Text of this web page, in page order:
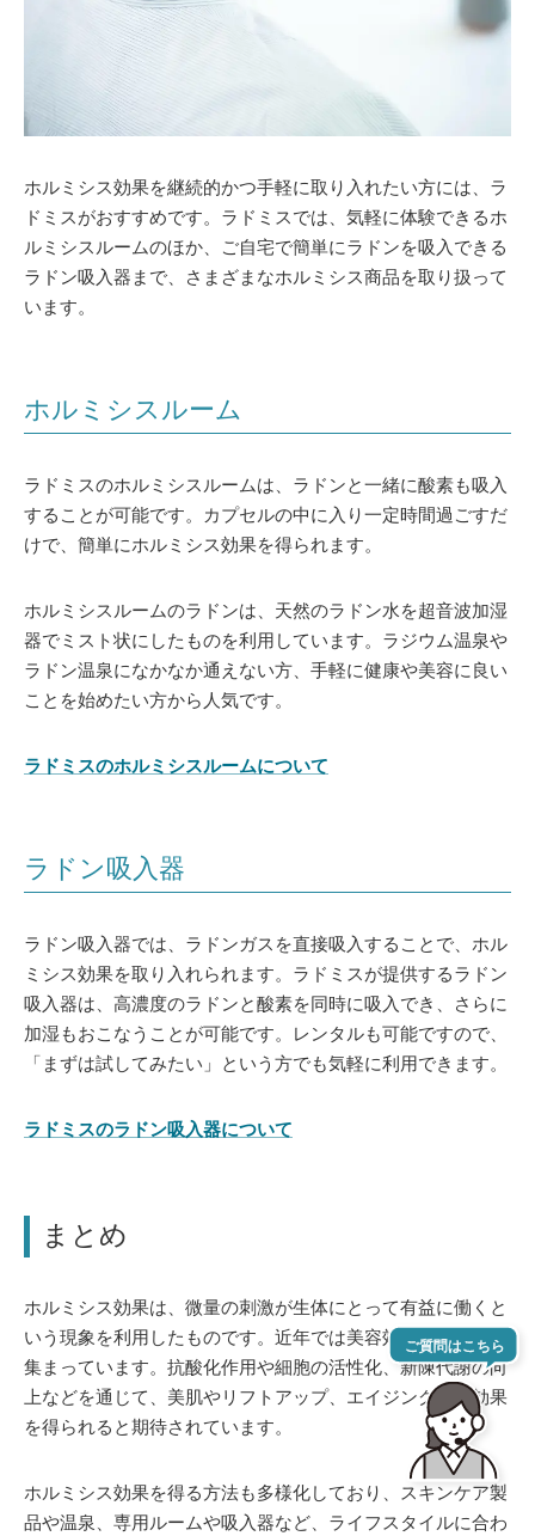
ホルミシス効果を継続的かつ手軽に取り入れたい方には、ラ
ドミスがおすすめです。ラドミスでは、気軽に体験できるホ
ルミシスルームのほか、ご自宅で簡単にラドンを吸入できる
ラドン吸入器まで、さまざまなホルミシス商品を取り扱って
います。
ホルミシスルーム
ラドミスのホルミシスルームは、ラドンと一緒に酸素も吸入
することが可能です。カプセルの中に入り一定時間過ごすだ
けで、簡単にホルミシス効果を得られます。
ホルミシスルームのラドンは、天然のラドン水を超音波加湿
器でミスト状にしたものを利用しています。ラジウム温泉や
ラドン温泉になかなか通えない方、手軽に健康や美容に良い
ことを始めたい方から人気です。
ラドミスのホルミシスルームについて
ラドン吸入器
ラドン吸入器では、ラドンガスを直接吸入することで、ホル
ミシス効果を取り入れられます。ラドミスが提供するラドン
吸入器は、高濃度のラドンと酸素を同時に吸入でき、さらに
加湿もおこなうことが可能です。レンタルも可能ですので、
「まずは試してみたい」という方でも気軽に利用できます。
ラドミスのラドン吸入器について
まとめ
ホルミシス効果は、微量の刺激が生体にとって有益に働くと
いう現象を利用したものです。近年では美容効果にも注目が
集まっています。抗酸化作用や細胞の活性化、新陳代謝の向
上などを通じて、美肌やリフトアップ、エイジングケア効果
を得られると期待されています。
ホルミシス効果を得る方法も多様化しており、スキンケア製
品や温泉、専用ルームや吸入器など、ライフスタイルに合わ